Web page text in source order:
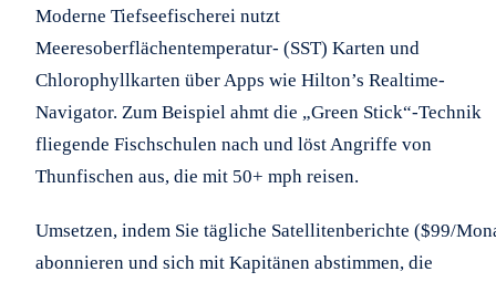
Moderne Tiefseefischerei nutzt
Meeresoberflächentemperatur- (SST) Karten und
Chlorophyllkarten über Apps wie Hilton’s Realtime-
Navigator. Zum Beispiel ahmt die „Green Stick“-Technik
fliegende Fischschulen nach und löst Angriffe von
Thunfischen aus, die mit 50+ mph reisen.
Umsetzen, indem Sie tägliche Satellitenberichte ($99/
abonnieren und sich mit Kapitänen abstimmen, die